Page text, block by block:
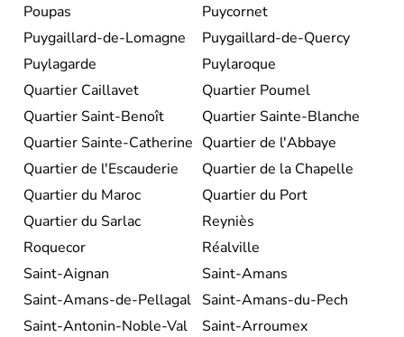
Poupas
Puycornet
Puygaillard-de-Lomagne
Puygaillard-de-Quercy
Puylagarde
Puylaroque
Quartier Caillavet
Quartier Poumel
Quartier Saint-Benoît
Quartier Sainte-Blanche
Quartier Sainte-Catherine Quartier de l'Abbaye
Quartier de l'Escauderie
Quartier de la Chapelle
Quartier du Maroc
Quartier du Port
Quartier du Sarlac
Reyniès
Roquecor
Réalville
Saint-Aignan
Saint-Amans
Saint-Amans-de-Pellagal Saint-Amans-du-Pech
Saint-Antonin-Noble-Val
Saint-Arroumex